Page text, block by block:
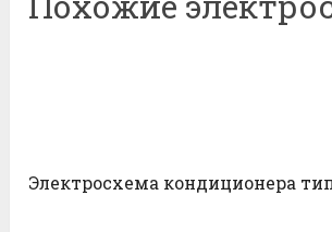
Электросхема кондиционера